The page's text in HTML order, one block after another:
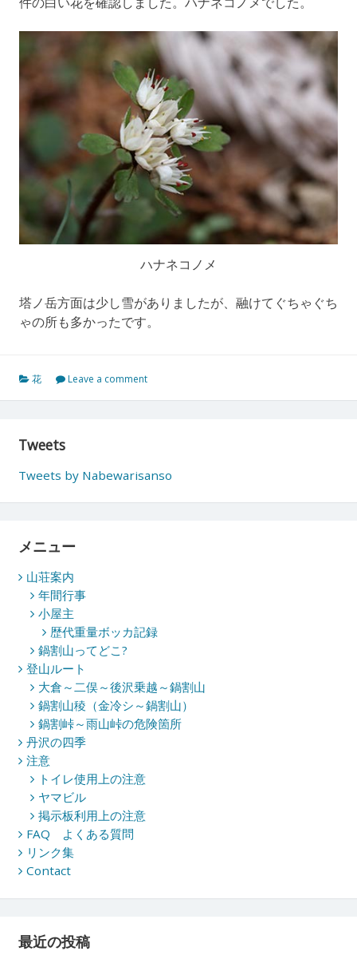
ハナネコノメ
塔ノ岳方面は少し雪がありましたが、融けてぐちゃぐち
ゃの所も多かったです。
花 Leave a comment
Tweets
Tweets by Nabewarisanso
メニュー
山荘案内
年間行事
小屋主
歴代重量ボッカ記録
鍋割山ってどこ?
登山ルート
大倉～二俣～後沢乗越～鍋割山
鍋割山稜（金冷シ～鍋割山）
鍋割峠～雨山峠の危険箇所
丹沢の四季
注意
トイレ使用上の注意
ヤマビル
掲示板利用上の注意
FAQ よくある質問
リンク集
Contact
最近の投稿